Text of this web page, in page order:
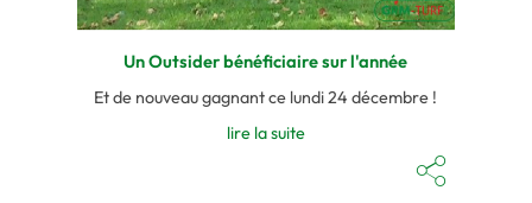
Un Outsider bénéficiaire sur l'année
Et de nouveau gagnant ce lundi 24 décembre !
lire la suite